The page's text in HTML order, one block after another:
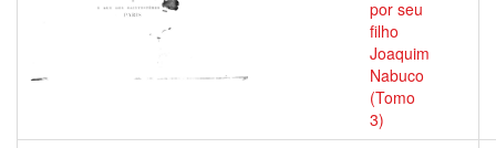
por seu
filho
Joaquim
Nabuco
(Tomo
3)